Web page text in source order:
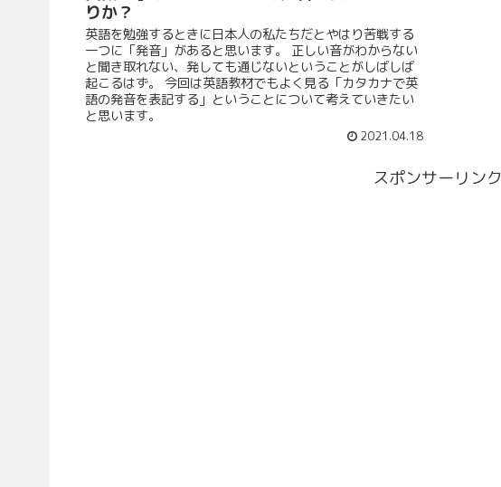
りか？
英語を勉強するときに日本人の私たちだとやはり苦戦する
一つに「発音」があると思います。 正しい音がわからない
と聞き取れない、発しても通じないということがしばしば
起こるはず。 今回は英語教材でもよく見る「カタカナで英
語の発音を表記する」ということについて考えていきたい
と思います。
2021.04.18
スポンサーリンク